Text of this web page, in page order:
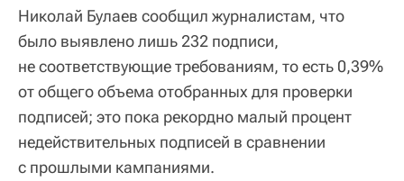
Николай Булаев сообщил журналистам, что
было выявлено лишь 232 подписи,
не соответствующие требованиям, то есть 0,39%
от общего объема отобранных для проверки
подписей; это пока рекордно малый процент
недействительных подписей в сравнении
с прошлыми кампаниями.